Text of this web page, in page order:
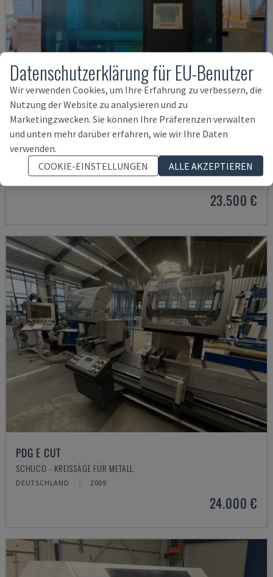
KASTOSPEED C 9
KASTO - KREISSÄGE FÜR METALL
23.500 €
PDG E CUT
SCHÜCO - KREISSÄGE FÜR METALL
DEUTSCHLAND 2009
24.000 €
Datenschutzerklärung für EU-Benutzer
Wir verwenden Cookies, um Ihre Erfahrung zu verbessern, die
Nutzung der Website zu analysieren und zu
Marketingzwecken. Sie können Ihre Präferenzen verwalten
und unten mehr darüber erfahren, wie wir Ihre Daten
verwenden.
COOKIE-EINSTELLUNGEN
ALLE AKZEPTIEREN